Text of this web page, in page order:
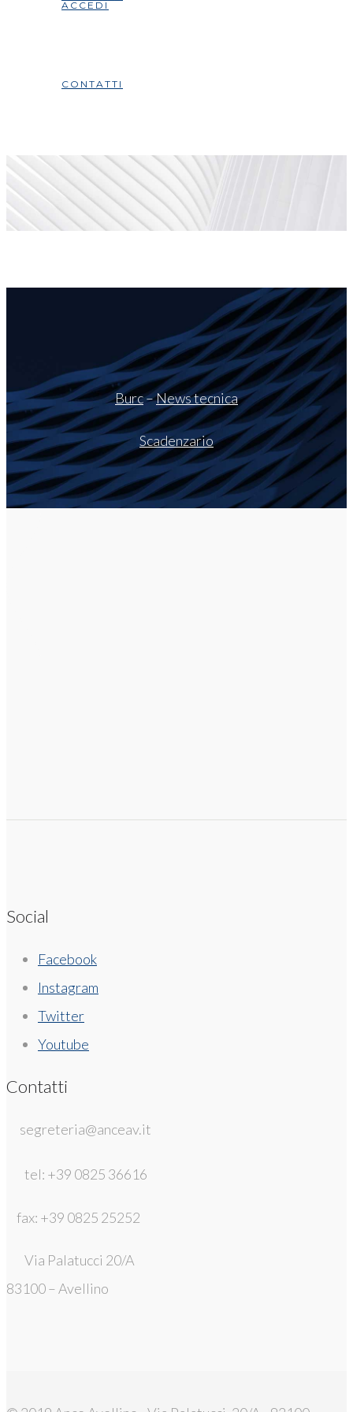
ACCEDI
CONTATTI
Burc–News tecnica
Scadenzario
Social
Facebook
Instagram
Twitter
Youtube
Contatti
segreteria@anceav.it
tel: +39 0825 36616
fax: +39 0825 25252
Via Palatucci 20/A
83100 – Avellino